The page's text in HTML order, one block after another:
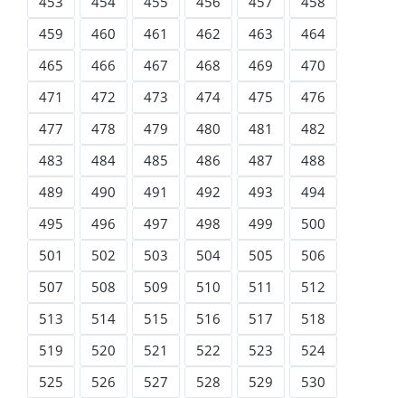
459
460 461 462 463
464
465
466 467 468 469
470
471
472 473 474 475
476
477
478 479 480 481
482
483
484 485 486 487
488
489
490 491 492 493
494
495
496 497 498 499
500
501
502 503 504 505
506
507
508 509 510 511
512
513
514 515 516 517
518
519
520 521 522 523
524
525
526 527 528 529
530